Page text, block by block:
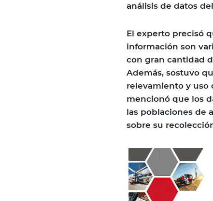
análisis de datos
El experto precisó
información son
con gran cantidad
Además, sostuvo
relevamiento y uso
mencionó que los
las poblaciones de
sobre su